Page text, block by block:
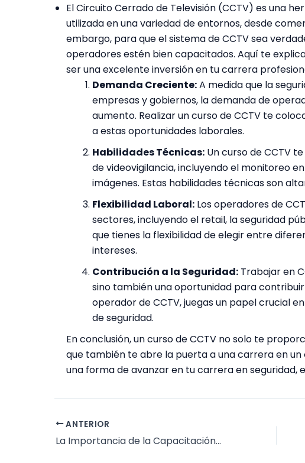
El Circuito Cerrado de Televisión (CCTV) es una
utilizada en una variedad de entornos, desde
embargo, para que el sistema de CCTV sea
operadores estén bien capacitados. Aquí te
ser una excelente inversión en tu carrera
Demanda Creciente:A medida que la
empresas y gobiernos, la demanda de
aumento. Realizar un curso de CCTV te
a estas oportunidades laborales.
Habilidades Técnicas: Un curso de CCTV
de videovigilancia, incluyendo el monitoreo
imágenes. Estas habilidades técnicas son
Flexibilidad Laboral: Los operadores de
sectores, incluyendo el retail, la seguridad
que tienes la flexibilidad de elegir entre
intereses.
Contribución a la Seguridad: Trabajar en
sino también una oportunidad para
operador de CCTV, juegas un papel crucial
de seguridad.
En conclusión, un curso de CCTV no solo te
que también te abre la puerta a una carrera en
una forma de avanzar en tu carrera en seguridad,
ANTERIOR
La Importancia de la Capacitación en Seguridad Privada